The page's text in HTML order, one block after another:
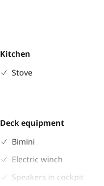
Kitchen
Stove
Deck equipment
Bimini
Electric winch
Speakers in cockpit